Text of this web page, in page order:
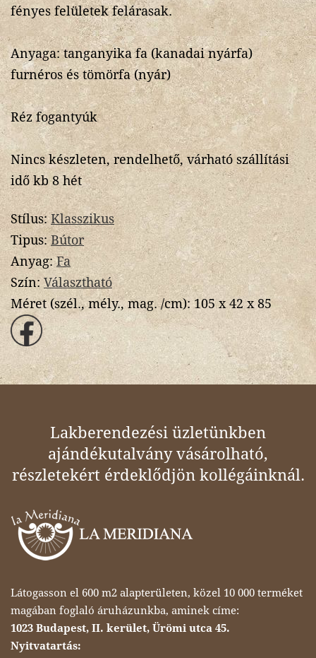
fényes felületek felárasak.
Anyaga: tanganyika fa (kanadai nyárfa)
furnéros és tömörfa (nyár)
Réz fogantyúk
Nincs készleten, rendelhető, várható szállítási
idő kb 8 hét
Stílus:Klasszikus
Tipus:Bútor
Anyag:Fa
Szín: Választható
Méret (szél., mély., mag. /cm):105 x 42 x 85
Lakberendezési üzletünkben
ajándékutalvány vásárolható,
részletekért érdeklődjön kollégáinknál.
Látogasson el 600 m2 alapterületen, közel 10 000 terméket
magában foglaló áruházunkba, aminek címe:
1023 Budapest, II. kerület, Ürömi utca 45.
Nyitvatartás: